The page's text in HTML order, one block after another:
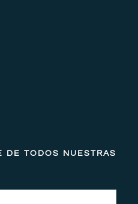
DE TODOS NUESTRAS